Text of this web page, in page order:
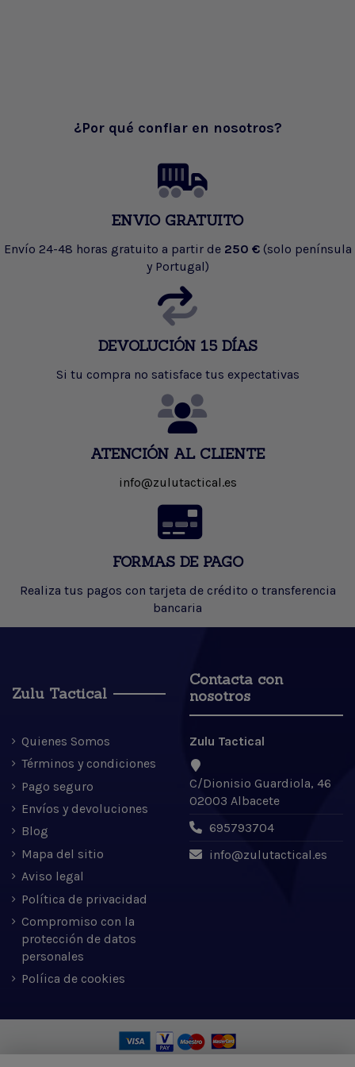
¿Por qué confiar en nosotros?
ENVIO GRATUITO
Envío 24-48 horas gratuito a partir de 250 € (solo península
y Portugal)
DEVOLUCIÓN 15 DÍAS
Si tu compra no satisface tus expectativas
ATENCIÓN AL CLIENTE
info@zulutactical.es
FORMAS DE PAGO
Realiza tus pagos con tarjeta de crédito o transferencia
bancaria
Zulu Tactical
Quienes Somos
Términos y condiciones
Pago seguro
Envíos y devoluciones
Blog
Mapa del sitio
Aviso legal
Política de privacidad
Compromiso con la
protección de datos
personales
Políica de cookies
Contacta con
nosotros
Zulu Tactical
C/Dionisio Guardiola, 46
02003 Albacete
695793704
info@zulutactical.es